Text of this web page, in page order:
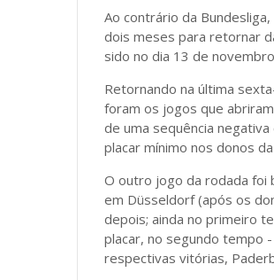
Ao contrário da
dois meses para retornar
sido no dia 13 de
Retornando na última
foram os jogos que
de uma sequência
placar mínimo nos donos
O outro jogo da rodada foi
em Düsseldorf (após os
depois; ainda no primeiro
placar, no segundo tempo
respectivas vitórias,